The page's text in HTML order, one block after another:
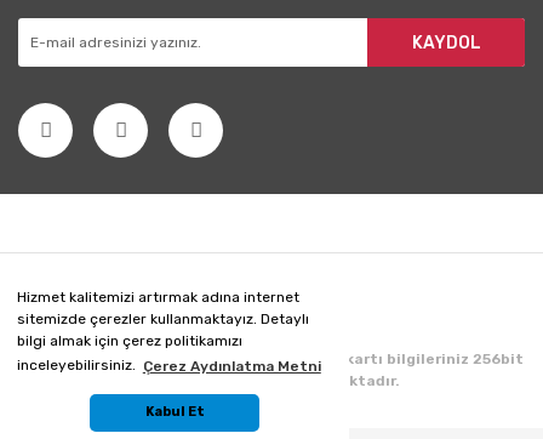
Hizmet kalitemizi artırmak adına internet
sitemizde çerezler kullanmaktayız. Detaylı
bilgi almak için çerez politikamızı
inceleyebilirsiniz. Çerez Aydınlatma Metni
Kabul Et
KAYDOL
Copyright 2020 © Her hakkı saklıdır. Kredi kartı bilgileriniz 256bit
SSL sertifikası ile korunmaktadır.